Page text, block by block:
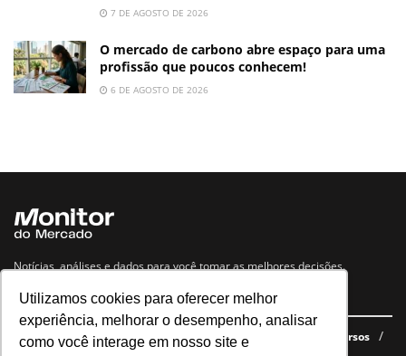
Utilizamos cookies para oferecer melhor
experiência, melhorar o desempenho, analisar
como você interage em nosso site e
7 DE AGOSTO DE 2026
O mercado de carbono abre espaço para uma
profissão que poucos conhecem!
6 DE AGOSTO DE 2026
Notícias, análises e dados para você tomar as melhores decisões.
Navegue no site
Últimas notícias Quem somos E-books gratuitos
Cursos